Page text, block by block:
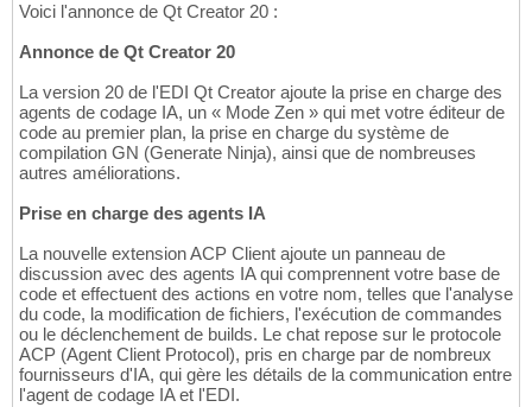
Voici l'annonce de Qt Creator 20 :
Annonce de Qt Creator 20
La version 20 de l'EDI Qt Creator ajoute la prise en charge des
agents de codage IA, un « Mode Zen » qui met votre éditeur de
code au premier plan, la prise en charge du système de
compilation GN (Generate Ninja), ainsi que de nombreuses
autres améliorations.
Prise en charge des agents IA
La nouvelle extension ACP Client ajoute un panneau de
discussion avec des agents IA qui comprennent votre base de
code et effectuent des actions en votre nom, telles que l'analyse
du code, la modification de fichiers, l'exécution de commandes
ou le déclenchement de builds. Le chat repose sur le protocole
ACP (Agent Client Protocol), pris en charge par de nombreux
fournisseurs d'IA, qui gère les détails de la communication entre
l'agent de codage IA et l'EDI.